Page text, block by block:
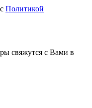
Политикой
свяжутся с Вами в